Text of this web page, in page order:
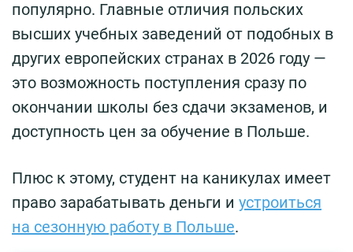
популярно. Главные отличия польских
высших учебных заведений от подобных в
других европейских странах в 2026 году —
это возможность поступления сразу по
окончании школы без сдачи экзаменов, и
доступность цен за обучение в Польше.
Плюс к этому, студент на каникулах имеет
право зарабатывать деньги и устроиться
на сезонную работу в Польше.